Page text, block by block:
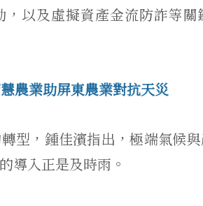
以及虛擬資產金流防詐等
農業助屏東農業對抗天災
型，鍾佳濱指出，極端氣候
導入正是及時雨。